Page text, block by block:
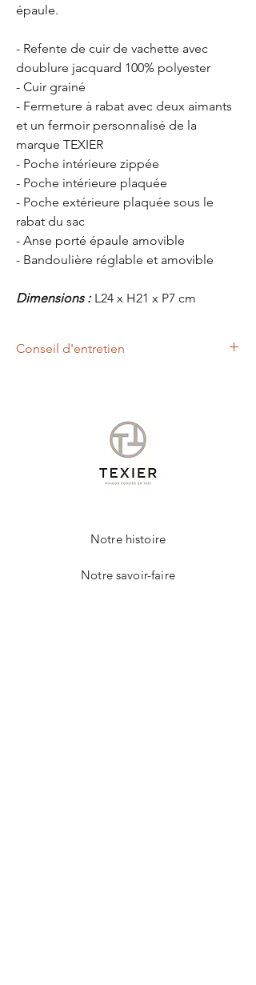
épaule.
- Refente de cuir de vachette avec
doublure jacquard 100% polyester
- Cuir grainé
- Fermeture à rabat avec deux aimants
et un fermoir personnalisé de la
marque TEXIER
- Poche intérieure zippée
- Poche intérieure plaquée
- Poche extérieure plaquée sous le
rabat du sac
- Anse porté épaule amovible
- Bandoulière réglable et amovible
Dimensions :L24 x H21 x P7 cm
Conseil d'entretien
Cet entretien permettra de raviver les
couleurs et protéger votre produit de la
Notre histoire
Notre savoir-faire